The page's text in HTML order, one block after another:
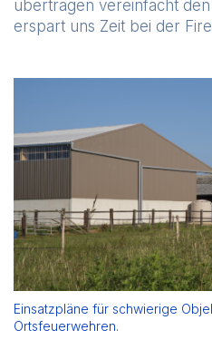
übertragen vereinfacht
erspart uns Zeit bei der
Einsatzpläne für schwierige
Ortsfeuerwehren.